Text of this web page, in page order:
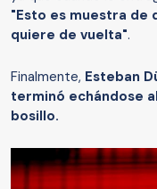
"Esto es muestra de
quiere de vuelta".
Finalmente, Esteban
terminó echándose
bosillo.